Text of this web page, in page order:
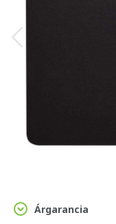
Árgarancia